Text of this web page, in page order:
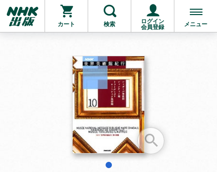
カート 検索
ログイン
会員登録
メニュー
お支払いに進む
他にも商品を買う